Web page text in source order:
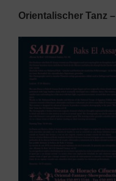
Orientalischer Tanz